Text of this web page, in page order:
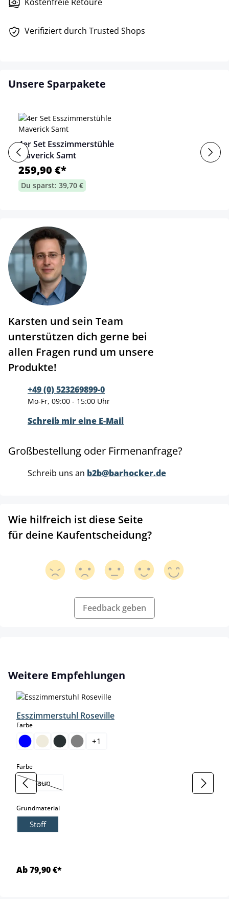
Verifiziert durch Trusted Shops
Unsere Sparpakete
4er Set Esszimmerstühle
Maverick Samt
259,90 €*
Du sparst: 39,70 €
Karsten und sein Team
unterstützen dich gerne bei
allen Fragen rund um unsere
Produkte!
+49 (0) 523269899-0
Mo-Fr, 09:00 - 15:00 Uhr
Schreib mir eine E-Mail
Großbestellung oder Firmenanfrage?
Schreib uns an b2b@barhocker.de
Wie hilfreich ist diese Seite
für deine Kaufentscheidung?
Feedback geben
Produktgalerie überspringen
Weitere Empfehlungen
Esszimmerstuhl Roseville
Farbeauswählen
+1
Farbeauswählen
braun
(Diese Option ist zurzeit nicht verfügbar.)
Grundmaterialauswählen
Stoff
Ab 79,90 €*